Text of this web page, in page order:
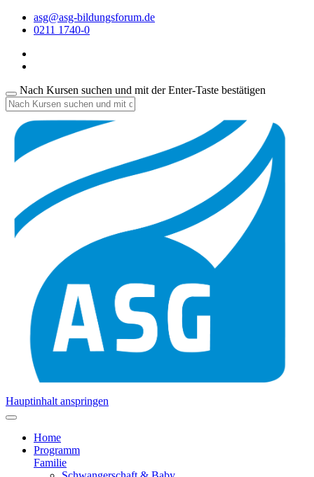
asg@asg-bildungsforum.de
0211 1740-0
Nach Kursen suchen und mit der Enter-Taste bestätigen
Hauptinhalt anspringen
Home
Programm
Familie